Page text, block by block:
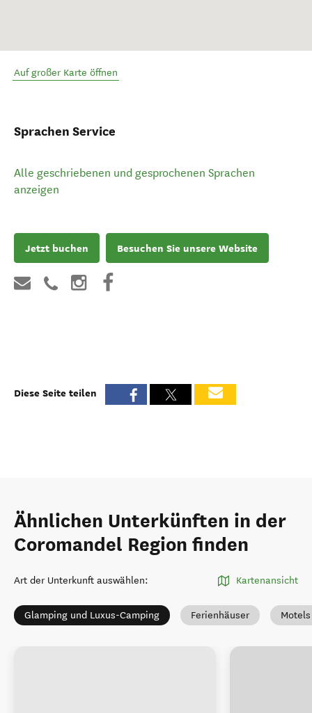
Auf großer Karte öffnen
Sprachen Service
Alle geschriebenen und gesprochenen Sprachen
anzeigen
Jetzt buchen Besuchen Sie unsere Website
Diese Seite teilen
Ähnlichen Unterkünften in der
Coromandel Region finden
Art der Unterkunft auswählen: Kartenansicht
Glamping und Luxus-Camping Ferienhäuser Motels